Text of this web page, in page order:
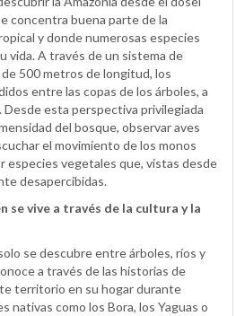
concentra buena parte de la
y donde numerosas especies
vida. A través de un sistema de
500 metros de longitud, los
entre las copas de los árboles, a
esta perspectiva privilegiada
del bosque, observar aves
el movimiento de los monos
especies vegetales que, vistas desde
desapercibidas.
se vive a través de la cultura y la
se descubre entre árboles, ríos y
a través de las historias de
territorio en su hogar durante
nativas como los Bora, los Yaguas o